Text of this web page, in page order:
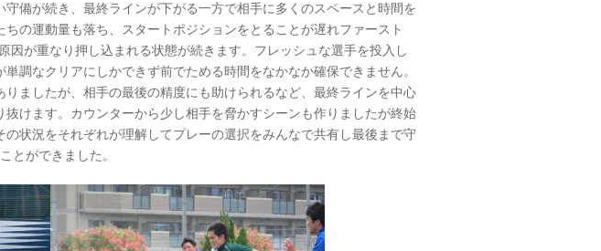
備が続き、最終ラインが下がる一方で相手に多くのスペースと時間を
の運動量も落ち、スタートポジションをとることが遅れファースト
因が重なり押し込まれる状態が続きます。フレッシュな選手を投入し
調なクリアにしかできず前でためる時間をなかなか確保できません。
ましたが、相手の最後の精度にも助けられるなど、最終ラインを中心
けます。カウンターから少し相手を脅かすシーンも作りましたが終始
状況をそれぞれが理解してプレーの選択をみんなで共有し最後まで守
とができました。